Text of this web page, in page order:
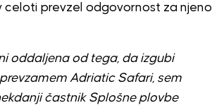
celoti prevzel odgovornost za njeno
oddaljena od tega, da izgubi
Adriatic Safari, sem
častnik Splošne plovbe